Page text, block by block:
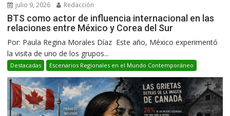
julio 9, 2026 Redacción
BTS como actor de influencia internacional en las
relaciones entre México y Corea del Sur
Por: Paula Regina Morales Díaz Este año, México experimentó
la visita de uno de los grupos...
Destacadas Escenarios Regionales en el Mundo Contemporáneo